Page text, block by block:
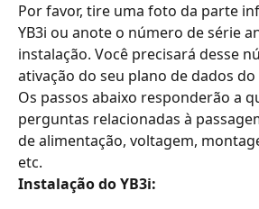
Por favor, tire uma foto da parte
YB3i ou anote o número de série
instalação. Você precisará desse
ativação do seu plano de dados do
Os passos abaixo responderão a
perguntas relacionadas à
de alimentação, voltagem,
etc.
Instalação do YB3i: